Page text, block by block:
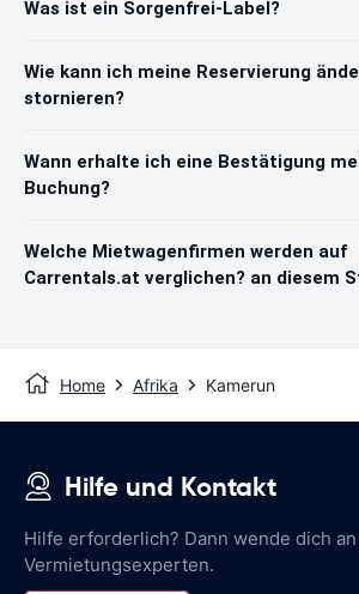
Was ist ein Sorgenfrei-Label?
Wie kann ich meine Reservierung
stornieren?
Wann erhalte ich eine Bestätigung
Buchung?
Welche Mietwagenfirmen werden auf
Carrentals.at verglichen? an diesem
Home Afrika Kamerun
Hilfe und Kontakt
Hilfe erforderlich? Dann wende dich
Vermietungsexperten.